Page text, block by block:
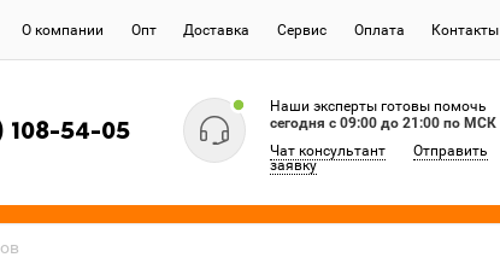
О компании Опт Доставка Сервис Оплата Контакты
108-54-05
Наши эксперты готовы помочь
сегодня c 09:00 до 21:00 по МСК
Чат консультант
Отправить
заявку